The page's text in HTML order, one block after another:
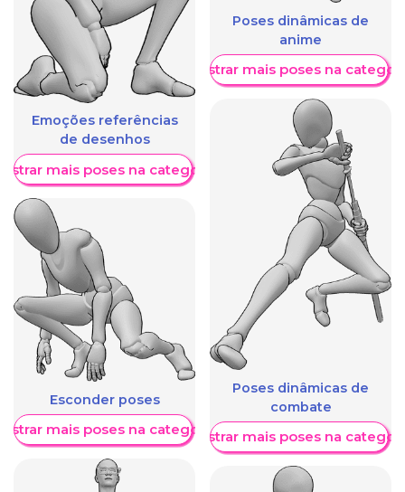
Emoções referências
de desenhos
mais poses na categoria
Esconder poses
mais poses na categoria
Poses dinâmicas de
anime
Mostrar mais poses na
Poses dinâmicas de
combate
Mostrar mais poses na